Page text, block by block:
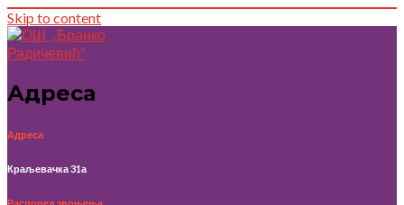
Skip to content
Адреса
Адреса
Краљевачка 31а
Распоред звоњења